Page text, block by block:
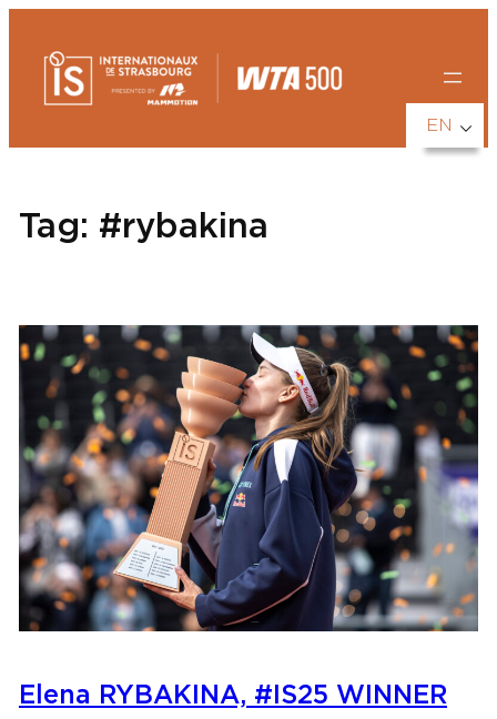
content
EN
Tag: #rybakina
Elena RYBAKINA, #IS25 WINNER